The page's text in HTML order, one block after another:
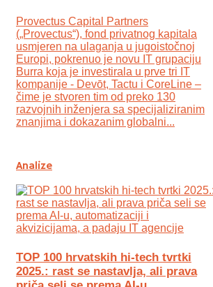
Provectus Capital Partners
(„Provectus“), fond privatnog kapitala
usmjeren na ulaganja u jugoistočnoj
Europi, pokrenuo je novu IT grupaciju
Burra koja je investirala u prve tri IT
kompanije - Devōt, Tactu i CoreLine –
čime je stvoren tim od preko 130
razvojnih inženjera sa specijaliziranim
znanjima i dokazanim globalni...
Analize
TOP 100 hrvatskih hi-tech tvrtki
2025.: rast se nastavlja, ali prava